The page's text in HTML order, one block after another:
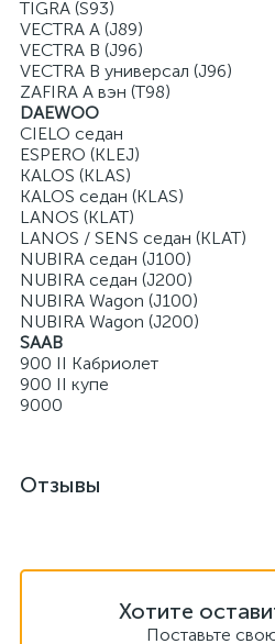
TIGRA (S93)
VECTRA A (J89)
VECTRA B (J96)
VECTRA B универсал (J96)
ZAFIRA A вэн (T98)
DAEWOO
CIELO седан
ESPERO (KLEJ)
KALOS (KLAS)
KALOS седан (KLAS)
LANOS (KLAT)
LANOS / SENS седан (KLAT)
NUBIRA седан (J100)
NUBIRA седан (J200)
NUBIRA Wagon (J100)
NUBIRA Wagon (J200)
SAAB
900 II Кабриолет
900 II купе
9000
Отзывы
Хотите
Поставьте